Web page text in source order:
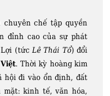
chế tập quyền
đỉnh cao của sự phát
(tức Lê Thái Tổ) đổi
. Thời kỳ hoàng kim
hội đi vào ổn định, đất
kinh tế, văn hóa,